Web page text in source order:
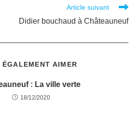
Article suivant
Didier bouchaud à Châteauneuf
AIMER
: La ville verte
18/12/2020